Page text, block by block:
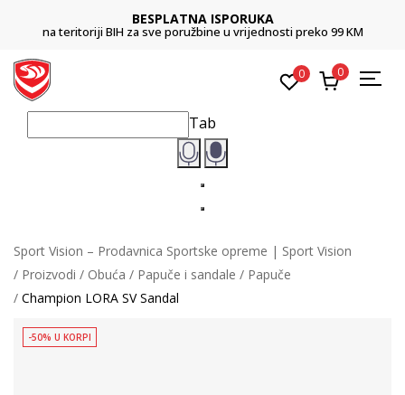
BESPLATNA ISPORUKA
na teritoriji BIH za sve poružbine u vrijednosti preko 99 KM
0 0
Tab
Sport Vision – Prodavnica Sportske opreme | Sport Vision
Proizvodi
Obuća Papuče i sandale
Papuče
Champion LORA SV Sandal
-50% U KORPI